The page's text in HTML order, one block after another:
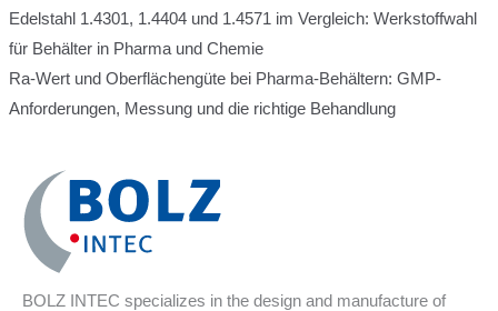
Edelstahl 1.4301, 1.4404 und 1.4571 im Vergleich: Werkstoffwahl
für Behälter in Pharma und Chemie
Ra-Wert und Oberflächengüte bei Pharma-Behältern: GMP-
Anforderungen, Messung und die richtige Behandlung
BOLZ INTEC specializes in the design and manufacture of